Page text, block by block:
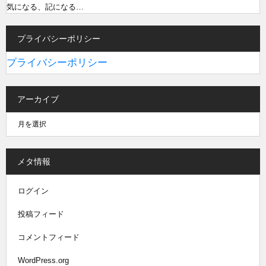
気になる、記になる…
プライバシーポリシー
プライバシーポリシー
アーカイブ
メタ情報
ログイン
投稿フィード
コメントフィード
WordPress.org